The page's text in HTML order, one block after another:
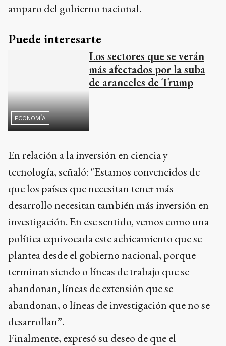
amparo del gobierno nacional.
Puede interesarte
ECONOMÍA
Los sectores que se verán
más afectados por la suba
de aranceles de Trump
En relación a la inversión en ciencia y
tecnología, señaló: "Estamos convencidos de
que los países que necesitan tener más
desarrollo necesitan también más inversión en
investigación. En ese sentido, vemos como una
política equivocada este achicamiento que se
plantea desde el gobierno nacional, porque
terminan siendo o líneas de trabajo que se
abandonan, líneas de extensión que se
abandonan, o líneas de investigación que no se
desarrollan”.
Finalmente, expresó su deseo de que el